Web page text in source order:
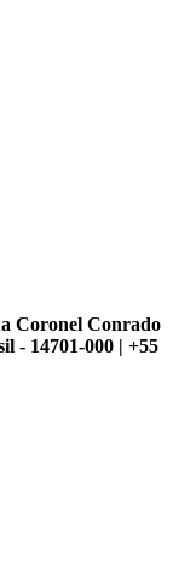
Coronel Conrado
- 14701-000 | +55